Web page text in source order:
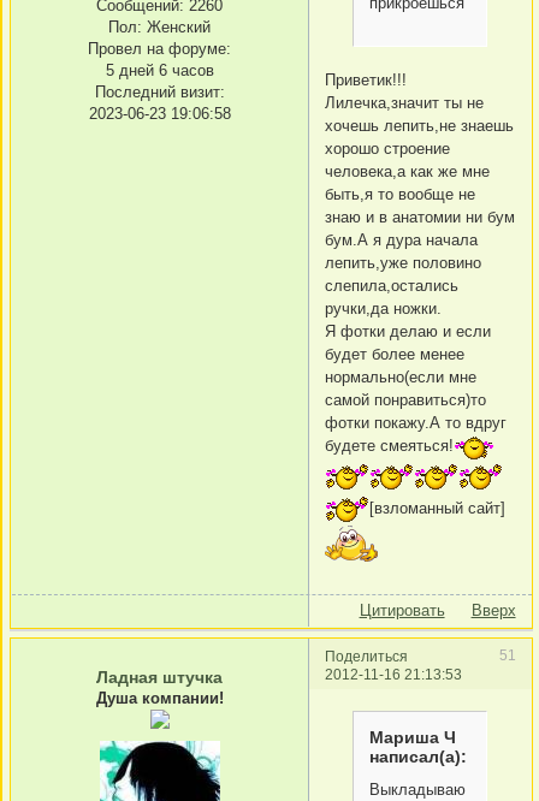
Сообщений: 2260
Пол: Женский
Провел на форуме:
5 дней 6 часов
Последний визит:
2023-06-23 19:06:58
Приветик!!!
Лилечка,значит ты не
хочешь лепить,не знаешь
хорошо строение
человека,а как же мне
быть,я то вообще не
знаю и в анатомии ни бум
бум.А я дура начала
лепить,уже половино
слепила,остались
ручки,да ножки.
Я фотки делаю и если
будет более менее
нормально(если мне
самой понравиться)то
фотки покажу.А то вдруг
будете смеяться!
[взломанный сайт]
Цитировать Вверх
Поделиться
51
2012-11-16 21:13:53
Ладная штучка
Душа компании!
Мариша Ч
написал(а):
Выкладываю